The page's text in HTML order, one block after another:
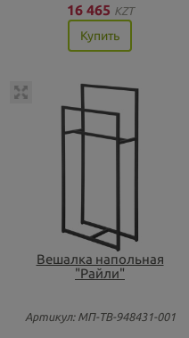
16 465 KZT
Купить
Вешалка напольная
"Райли"
Артикул: МП-ТВ-948431-001